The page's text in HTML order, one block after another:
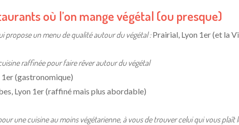
où l’on mange végétal (ou presque)
propose un menu de qualité autour du végétal :Prairial, Lyon 1er (et la
raffinée pour faire rêver autour du végétal
(gastronomique)
Lyon 1er (raffiné mais plus abordable)
une cuisine au moins végétarienne, à vous de trouver celui qui vous plaît